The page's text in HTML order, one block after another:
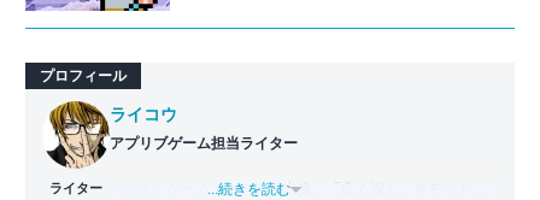
プロフィール
ライター
ライコウ
アプリブゲーム担当ライター
バンタンゲームアカデミー 出身。「広く深く」をモットー
...続きを読む